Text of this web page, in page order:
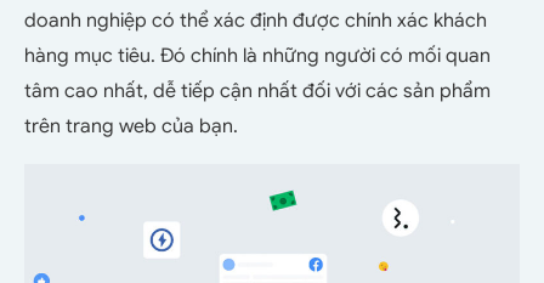
doanh nghiệp có thể xác định được chính xác khách
hàng mục tiêu. Đó chính là những người có mối quan
tâm cao nhất, dễ tiếp cận nhất đối với các sản phẩm
trên trang web của bạn.